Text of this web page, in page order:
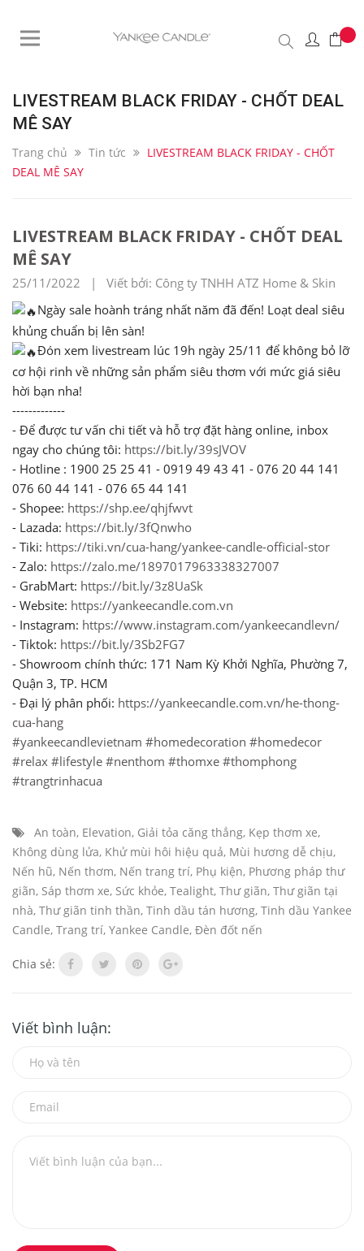
LIVESTREAM BLACK FRIDAY - CHỐT DEAL
MÊ SAY
Trang chủ Tin tức
LIVESTREAM BLACK FRIDAY - CHỐT
DEAL MÊ SAY
LIVESTREAM BLACK FRIDAY - CHỐT DEAL
MÊ SAY
25/11/2022 | Viết bởi: Công ty TNHH ATZ Home & Skin
Ngày sale hoành tráng nhất năm đã đến! Loạt deal siêu
khủng chuẩn bị lên sàn!
Đón xem livestream lúc 19h ngày 25/11 để không bỏ lỡ
cơ hội rinh về những sản phẩm siêu thơm với mức giá siêu
hời bạn nha!
-------------
- Để được tư vấn chi tiết và hỗ trợ đặt hàng online, inbox
ngay cho chúng tôi: https://bit.ly/39sJVOV
- Hotline : 1900 25 25 41 - 0919 49 43 41 - 076 20 44 141
076 60 44 141 - 076 65 44 141
- Shopee: https://shp.ee/qhjfwvt
- Lazada: https://bit.ly/3fQnwho
- Tiki: https://tiki.vn/cua-hang/yankee-candle-official-stor
- Zalo: https://zalo.me/1897017963338327007
- GrabMart: https://bit.ly/3z8UaSk
- Website: https://yankeecandle.com.vn
- Instagram: https://www.instagram.com/yankeecandlevn/
- Tiktok: https://bit.ly/3Sb2FG7
- Showroom chính thức: 171 Nam Kỳ Khởi Nghĩa, Phường 7,
Quận 3, TP. HCM
- Đại lý phân phối: https://yankeecandle.com.vn/he-thong-
cua-hang
#yankeecandlevietnam #homedecoration #homedecor
#relax #lifestyle #nenthom #thomxe #thomphong
#trangtrinhacua
An toàn, Elevation, Giải tỏa căng thẳng, Kẹp thơm xe,
Không dùng lửa, Khử mùi hôi hiệu quả, Mùi hương dễ chịu,
Nến hũ, Nến thơm, Nến trang trí, Phụ kiện, Phương pháp thư
giãn, Sáp thơm xe, Sức khỏe, Tealight, Thư giãn, Thư giãn tại
nhà, Thư giãn tinh thần, Tinh dầu tán hương, Tinh dầu Yankee
Candle, Trang trí, Yankee Candle, Đèn đốt nến
Chia sẻ:
Viết bình luận: